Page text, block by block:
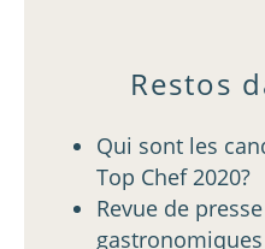
Restos
Qui sont les
Top Chef 2020?
Revue de